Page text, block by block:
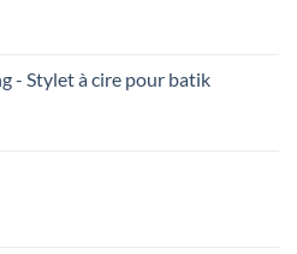
- Stylet à cire pour batik